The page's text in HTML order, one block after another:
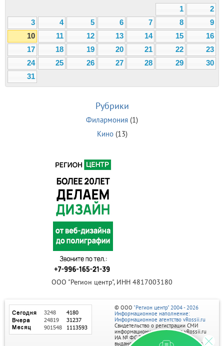
1
2
3
4 5 6 7 8
9
10
11 12 13 14 15
16
17
18 19 20 21 22
23
24
25 26 27 28 29
30
31
Рубрики
Филармония (1)
Кино(13)
ООО "Регион центр", ИНН 4817003180
© ООО "Регион центр" 2004 - 2026
Информационное наполнение:
Информационное агентство vRossii.ru
Свидетельство о регистрации СМИ
информационного агентства vRossii.ru
ИА № ФС 77‑35502
выдано РОСКОМНАДЗОРом 04 марта